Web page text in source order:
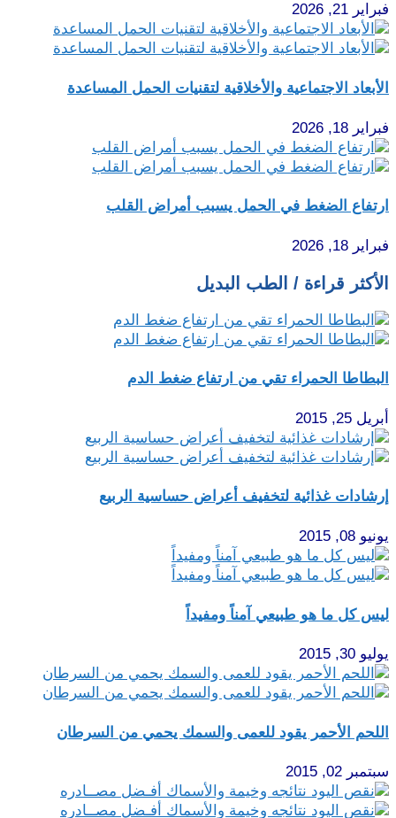
فبراير 21, 2026
الأبعاد الاجتماعية والأخلاقية لتقنيات الحمل المساعدة
فبراير 18, 2026
ارتفاع الضغط في الحمل يسبب أمراض القلب
فبراير 18, 2026
الأكثر قراءة / الطب البديل
البطاطا الحمراء تقي من ارتفاع ضغط الدم
أبريل 25, 2015
إرشادات غذائية لتخفيف أعراض حساسية الربيع
يونيو 08, 2015
ليس كل ما هو طبيعي آمناً ومفيداً
يوليو 30, 2015
اللحم الأحمر يقود للعمى والسمك يحمي من السرطان
سبتمبر 02, 2015